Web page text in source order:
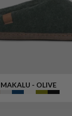
- OLIVE